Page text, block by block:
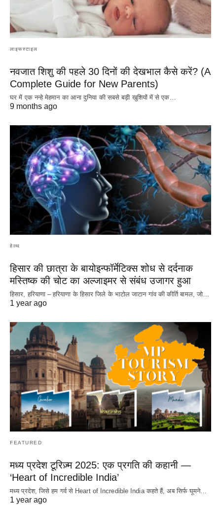
लाइफस्टाइल
नवजात शिशु की पहले 30 दिनों की देखभाल कैसे करें? (A
Complete Guide for New Parents)
घर में एक नन्हे मेहमान का आना दुनिया की सबसे बड़ी खुशियों में से एक…
9 months ago
हेल्थ
हिसार की छात्रा के बायोइन्फॉर्मेटिक्स शोध से दर्दनाक
मस्तिष्क की चोट का अल्जाइमर से संबंध उजागर हुआ
हिसार, हरियाणा – हरियाणा के हिसार जिले के भाटोल जाटान गांव की कीर्ति बामल, जो…
1 year ago
FEATURED
मध्य प्रदेश टूरिज़्म 2025: एक प्रगति की कहानी —
‘Heart of Incredible India’
मध्य प्रदेश, जिसे हम गर्व से Heart of Incredible India कहते हैं, अब सिर्फ घूमने…
1 year ago